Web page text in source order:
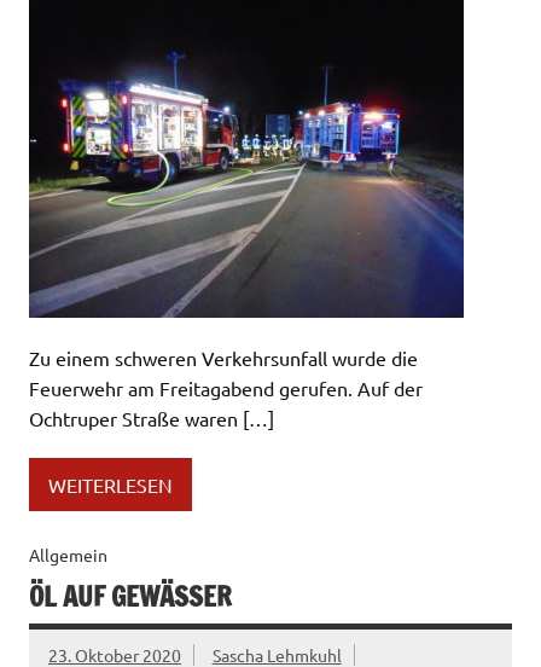
Zu einem schweren Verkehrsunfall wurde die
Feuerwehr am Freitagabend gerufen. Auf der
Ochtruper Straße waren […]
WEITERLESEN
Allgemein
ÖL AUF GEWÄSSER
23. Oktober 2020 Sascha Lehmkuhl